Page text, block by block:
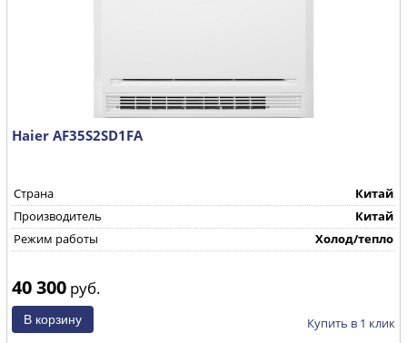
Haier AF35S2SD1FA
Страна
Китай
Производитель
Китай
Режим работы
Холод/тепло
40 300 руб.
Купить в 1 клик